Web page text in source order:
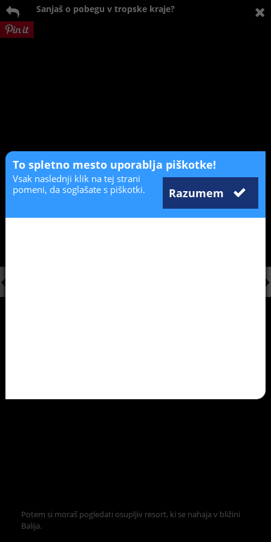
Sanjaš o pobegu v tropske kraje?
Potem si moraš pogledati osupljiv resort, ki se nahaja v bližini
Balija.
To spletno mesto uporablja piškotke!
Razumem
Vsak naslednji klik na tej strani
pomeni, da soglašate s piškotki.